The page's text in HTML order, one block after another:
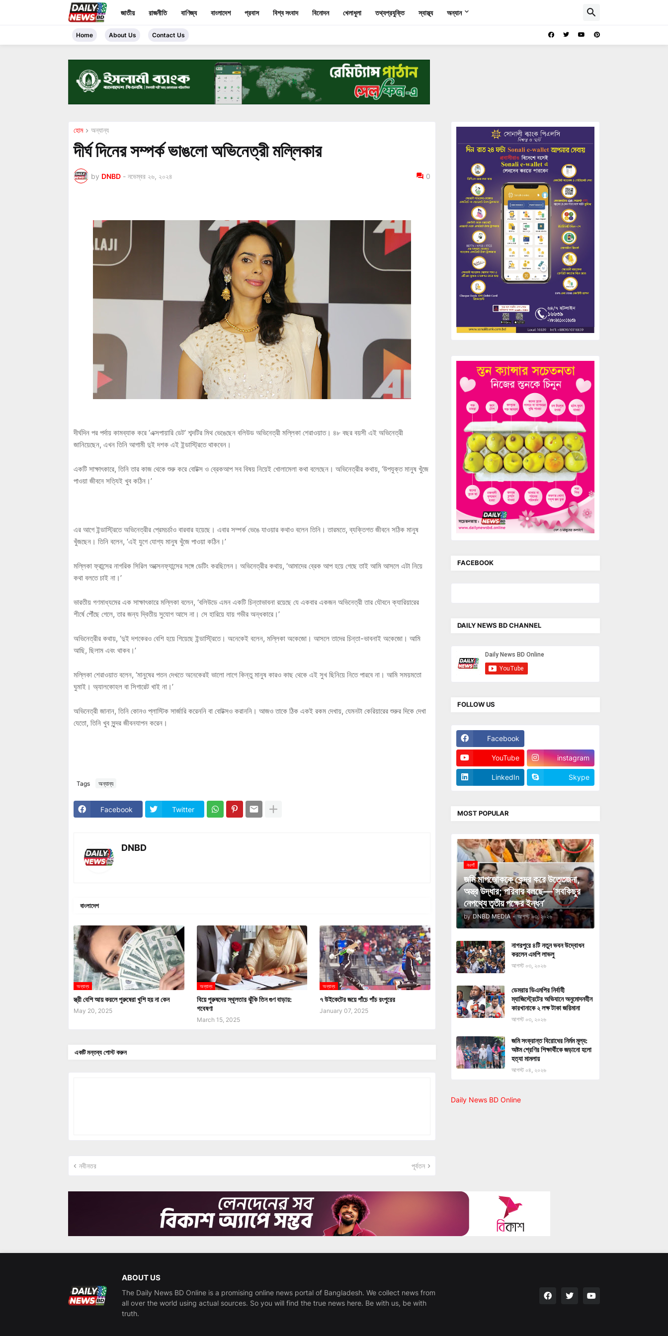
জাতীয় রাজনীতি বাণিজ্য বাংলাদেশ প্রবাস বিশ্ব সংবাদ বিনোদন খেলাধুলা তথ্যপ্রযুক্তি স্বাস্থ্য অন্যান
Home About Us Contact Us
হোম অন্যান্য
দীর্ঘ দিনের সম্পর্ক ভাঙলো অভিনেত্রী মল্লিকার
by DNBD - নভেম্বর ২৬, ২০২৪ 0
দীর্ঘদিন পর পর্দায় কামব্যাক করে ‘এক্সপায়ারি ডেট’ শব্দটির মিথ ভেঙেছেন বলিউড অভিনেত্রী মল্লিকা শেরাওয়াত। ৪৮ বছর বয়সী এই অভিনেত্রী
জানিয়েছেন, এখন তিনি আগামী দুই দশক এই ইন্ডাস্ট্রিতে থাকবেন।
একটি সাক্ষাৎকারে, তিনি তার কাজ থেকে শুরু করে বোটক্স ও ব্রেকআপ সব বিষয় নিয়েই খোলামেলা কথা বলেছেন। অভিনেত্রীর কথায়, ‘উপযুক্ত মানুষ খুঁজে
পাওয়া জীবনে সত্যিই খুব কঠিন।’
এর আগে ইন্ডাস্ট্রিতে অভিনেত্রীর প্রেমচর্চাও বারবার হয়েছে। এবার সম্পর্ক ভেঙে যাওয়ার কথাও বলেন তিনি। তারমতে, ব্যক্তিগত জীবনে সঠিক মানুষ
খুঁজছেন। তিনি বলেন, ‘এই যুগে যোগ্য মানুষ খুঁজে পাওয়া কঠিন।’
মল্লিকা ফ্রান্সের নাগরিক সিরিল অক্সেনফ্যান্সের সঙ্গে ডেটিং করছিলেন। অভিনেত্রীর কথায়, ‘আমাদের ব্রেক আপ হয়ে গেছে তাই আমি আসলে এটা নিয়ে
কথা বলতে চাই না।’
ভারতীয় গণমাধ্যমের এক সাক্ষাৎকারে মল্লিকা বলেন, ‘বলিউডে এমন একটি চিন্তাভাবনা রয়েছে যে একবার একজন অভিনেত্রী তার যৌবনে ক্যারিয়ারের
শীর্ষে পৌঁছে গেলে, তার জন্য দ্বিতীয় সুযোগ আসে না। সে হারিয়ে যায় গভীর অন্ধকারে।’
অভিনেত্রীর কথায়, ‘দুই দশকেরও বেশি হয়ে গিয়েছে ইন্ডাস্ট্রিতে। অনেকেই বলেন, মল্লিকা অকেজো। আসলে তাদের চিন্তা-ভাবনাই অকেজো। আমি
আছি, ছিলাম এবং থাকব।’
মল্লিকা শেরাওয়াত বলেন, ‘মানুষের পতন দেখতে অনেকেরই ভালো লাগে কিন্তু মানুষ কারও কাছ থেকে এই সুখ ছিনিয়ে নিতে পারবে না। আমি সময়মতো
ঘুমাই। অ্যালকোহল বা সিগারেট খাই না।’
অভিনেত্রী জানান, তিনি কোনও প্লাস্টিক সার্জারি করেননি বা বোটক্সও করাননি। আজও তাকে ঠিক একই রকম দেখায়, যেমনটা কেরিয়ারের শুরুর দিকে দেখা
যেতো, তিনি খুব সুন্দর জীবনযাপন করেন।
Tags অন্যান্য
Facebook Twitter
DNBD
বাংলাদেশ
অন্যান্য
স্ত্রী বেশি আয় করলে পুরুষেরা খুশি হয় না কেন
May 20, 2025
অন্যান্য
বিয়ে পুরুষদের স্থূলতার ঝুঁকি তিন গুণ বাড়ায়:
গবেষণা
March 15, 2025
অন্যান্য
৭ উইকেটের জয়ে পাঁচে পাঁচ রংপুরের
January 07, 2025
একটি মন্তব্য পোস্ট করুন
নবীনতর পূর্বতন
FACEBOOK
DAILY NEWS BD CHANNEL
FOLLOW US
Facebook
YouTube instagram
LinkedIn Skype
MOST POPULAR
নওগাঁ
জমি মাপজোককে কেন্দ্র করে উত্তেজনা,
অস্ত্র উদ্ধার; পরিবার বলছে—‘সবকিছুর
নেপথ্যে তৃতীয় পক্ষের ইন্ধন’
by DNBD MEDIA - আগস্ট ০৩, ২০২৬
নাগরপুরে ৪টি নতুন ভবন উদ্বোধন
করলেন এমপি লাভলু
আগস্ট ০৩, ২০২৬
ডেমরায় ডিএমপির নির্বাহী
ম্যাজিস্ট্রেটের অভিযানে অনুমোদনহীন
কারখানাকে ২ লক্ষ টাকা জরিমানা
আগস্ট ০৩, ২০২৬
জমি সংক্রান্ত বিরোধের নির্মম মূল্য:
অষ্টম শ্রেণির শিক্ষার্থীকে জড়ানো হলো
হত্যা মামলায়
আগস্ট ০৪, ২০২৬
Daily News BD Online
ABOUT US
The Daily News BD Online is a promising online news portal of Bangladesh. We collect news from
all over the world using actual sources. So you will find the true news here. Be with us, be with
truth.